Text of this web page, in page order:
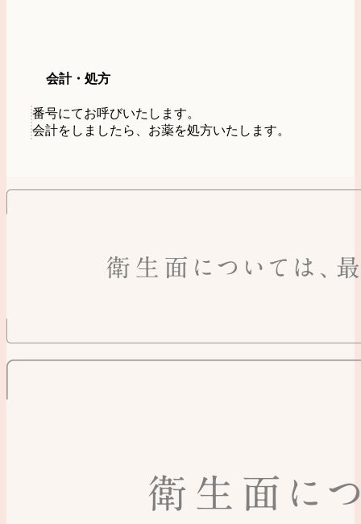
会計・処方
番号にてお呼びいたします。
会計をしましたら、お薬を処方いたします。